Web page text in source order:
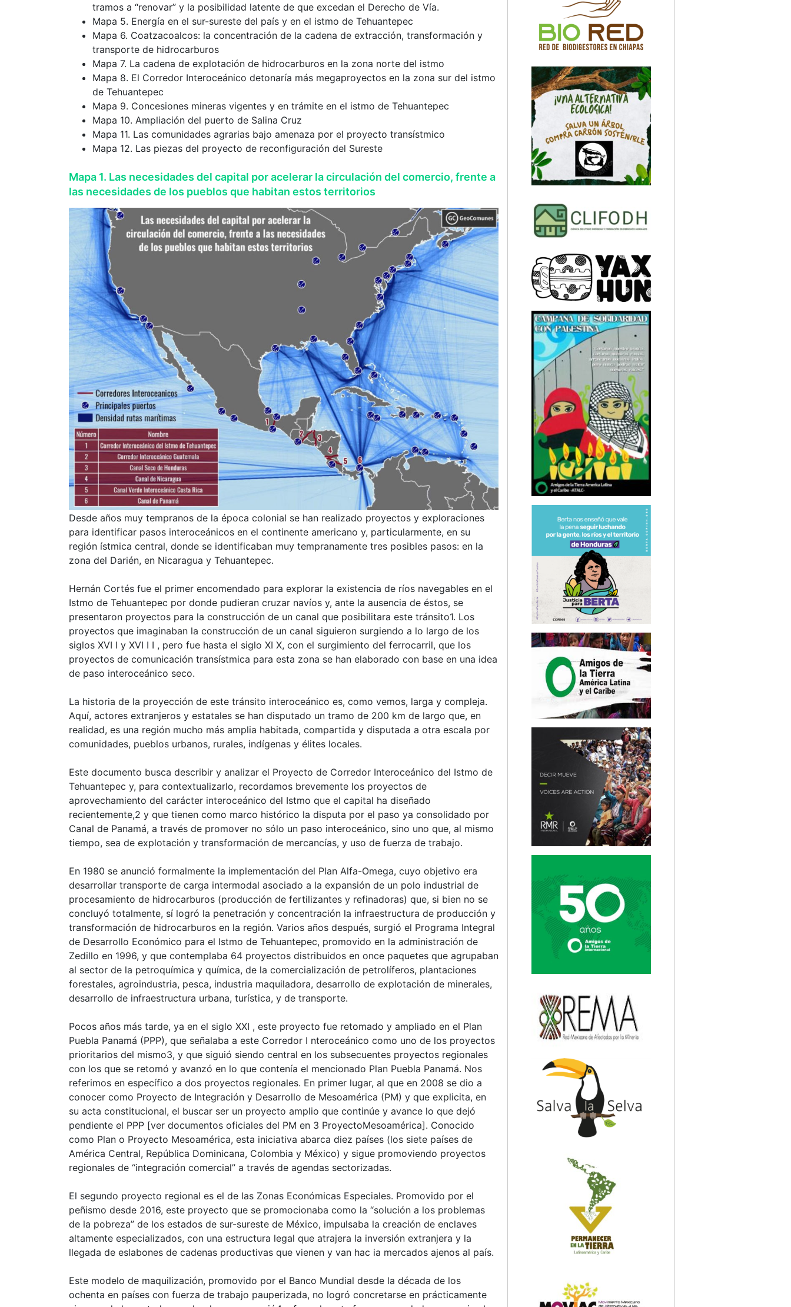
tramos a “renovar” y la posibilidad latente de que excedan el Derecho de Vía.
Mapa 5. Energía en el sur-sureste del país y en el istmo de Tehuantepec
Mapa 6. Coatzacoalcos: la concentración de la cadena de extracción, transformación y
transporte de hidrocarburos
Mapa 7. La cadena de explotación de hidrocarburos en la zona norte del istmo
Mapa 8. El Corredor Interoceánico detonaría más megaproyectos en la zona sur del istmo
de Tehuantepec
Mapa 9. Concesiones mineras vigentes y en trámite en el istmo de Tehuantepec
Mapa 10. Ampliación del puerto de Salina Cruz
Mapa 11. Las comunidades agrarias bajo amenaza por el proyecto transístmico
Mapa 12. Las piezas del proyecto de reconfiguración del Sureste
Mapa 1. Las necesidades del capital por acelerar la circulación del comercio, frente a
las necesidades de los pueblos que habitan estos territorios
Desde años muy tempranos de la época colonial se han realizado proyectos y exploraciones
para identificar pasos interoceánicos en el continente americano y, particularmente, en su
región ístmica central, donde se identificaban muy tempranamente tres posibles pasos: en la
zona del Darién, en Nicaragua y Tehuantepec.
Hernán Cortés fue el primer encomendado para explorar la existencia de ríos navegables en el
Istmo de Tehuantepec por donde pudieran cruzar navíos y, ante la ausencia de éstos, se
presentaron proyectos para la construcción de un canal que posibilitara este tránsito1. Los
proyectos que imaginaban la construcción de un canal siguieron surgiendo a lo largo de los
siglos XVI I y XVI I I , pero fue hasta el siglo XI X, con el surgimiento del ferrocarril, que los
proyectos de comunicación transístmica para esta zona se han elaborado con base en una idea
de paso interoceánico seco.
La historia de la proyección de este tránsito interoceánico es, como vemos, larga y compleja.
Aquí, actores extranjeros y estatales se han disputado un tramo de 200 km de largo que, en
realidad, es una región mucho más amplia habitada, compartida y disputada a otra escala por
comunidades, pueblos urbanos, rurales, indígenas y élites locales.
Este documento busca describir y analizar el Proyecto de Corredor Interoceánico del Istmo de
Tehuantepec y, para contextualizarlo, recordamos brevemente los proyectos de
aprovechamiento del carácter interoceánico del Istmo que el capital ha diseñado
recientemente,2 y que tienen como marco histórico la disputa por el paso ya consolidado por
Canal de Panamá, a través de promover no sólo un paso interoceánico, sino uno que, al mismo
tiempo, sea de explotación y transformación de mercancías, y uso de fuerza de trabajo.
En 1980 se anunció formalmente la implementación del Plan Alfa-Omega, cuyo objetivo era
desarrollar transporte de carga intermodal asociado a la expansión de un polo industrial de
procesamiento de hidrocarburos (producción de fertilizantes y refinadoras) que, si bien no se
concluyó totalmente, sí logró la penetración y concentración la infraestructura de producción y
transformación de hidrocarburos en la región. Varios años después, surgió el Programa Integral
de Desarrollo Económico para el Istmo de Tehuantepec, promovido en la administración de
Zedillo en 1996, y que contemplaba 64 proyectos distribuidos en once paquetes que agrupaban
al sector de la petroquímica y química, de la comercialización de petrolíferos, plantaciones
forestales, agroindustria, pesca, industria maquiladora, desarrollo de explotación de minerales,
desarrollo de infraestructura urbana, turística, y de transporte.
Pocos años más tarde, ya en el siglo XXI , este proyecto fue retomado y ampliado en el Plan
Puebla Panamá (PPP), que señalaba a este Corredor I nteroceánico como uno de los proyectos
prioritarios del mismo3, y que siguió siendo central en los subsecuentes proyectos regionales
con los que se retomó y avanzó en lo que contenía el mencionado Plan Puebla Panamá. Nos
referimos en específico a dos proyectos regionales. En primer lugar, al que en 2008 se dio a
conocer como Proyecto de Integración y Desarrollo de Mesoamérica (PM) y que explicita, en
su acta constitucional, el buscar ser un proyecto amplio que continúe y avance lo que dejó
pendiente el PPP [ver documentos oficiales del PM en 3 ProyectoMesoamérica]. Conocido
como Plan o Proyecto Mesoamérica, esta iniciativa abarca diez países (los siete países de
América Central, República Dominicana, Colombia y México) y sigue promoviendo proyectos
regionales de “integración comercial” a través de agendas sectorizadas.
El segundo proyecto regional es el de las Zonas Económicas Especiales. Promovido por el
peñismo desde 2016, este proyecto que se promocionaba como la “solución a los problemas
de la pobreza” de los estados de sur-sureste de México, impulsaba la creación de enclaves
altamente especializados, con una estructura legal que atrajera la inversión extranjera y la
llegada de eslabones de cadenas productivas que vienen y van hac ia mercados ajenos al país.
Este modelo de maquilización, promovido por el Banco Mundial desde la década de los
ochenta en países con fuerza de trabajo pauperizada, no logró concretarse en prácticamente